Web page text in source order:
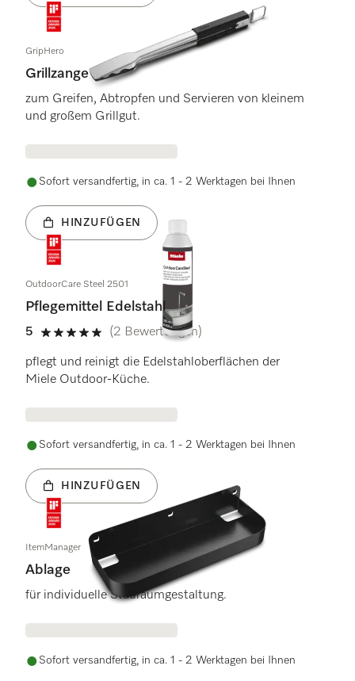
GripHero
Grillzange
zum Greifen, Abtropfen und Servieren von kleinem
und großem Grillgut.
Sofort versandfertig, in ca. 1 - 2 Werktagen bei Ihnen
HINZUFÜGEN
OutdoorCare Steel 2501
Pflegemittel Edelstahl
5
5 von 5 Sternen
(2 Bewertungen)
pflegt und reinigt die Edelstahloberflächen der
Miele Outdoor-Küche.
Sofort versandfertig, in ca. 1 - 2 Werktagen bei Ihnen
HINZUFÜGEN
ItemManager
Ablage
für individuelle Stauraumgestaltung.
Sofort versandfertig, in ca. 1 - 2 Werktagen bei Ihnen